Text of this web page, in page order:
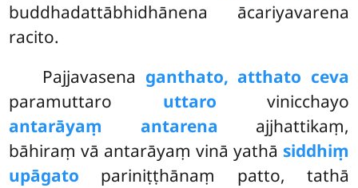
buddhadattābhidhānena ācariyavarena
racito.
Pajjavasena ganthato, atthato ceva
paramuttaro uttaro vinicchayo
antarāyaṃ antarena ajjhattikaṃ,
bāhiraṃ vā antarāyaṃ vinā yathā siddhiṃ
upāgato pariniṭṭhānaṃ patto, tathā